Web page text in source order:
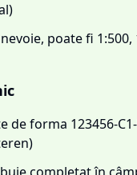
poate fi 1:500,
forma 123456-